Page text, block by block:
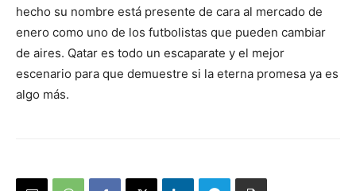
hecho su nombre está presente de cara al mercado de
enero como uno de los futbolistas que pueden cambiar
de aires. Qatar es todo un escaparate y el mejor
escenario para que demuestre si la eterna promesa ya es
algo más.